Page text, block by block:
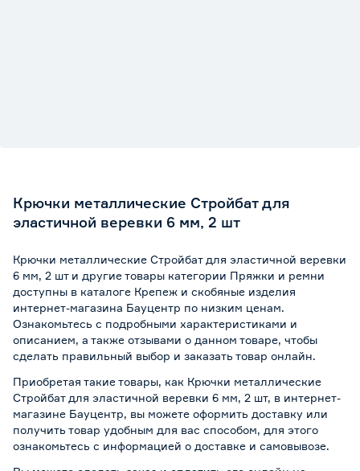
Крючки металлические Стройбат для
эластичной веревки 6 мм, 2 шт
Крючки металлические Стройбат для эластичной веревки
6 мм, 2 шт и другие товары категории Пряжки и ремни
доступны в каталоге Крепеж и скобяные изделия
интернет-магазина Бауцентр по низким ценам.
Ознакомьтесь с подробными характеристиками и
описанием, а также отзывами о данном товаре, чтобы
сделать правильный выбор и заказать товар онлайн.
Приобретая такие товары, как Крючки металлические
Стройбат для эластичной веревки 6 мм, 2 шт, в интернет-
магазине Бауцентр, вы можете оформить доставку или
получить товар удобным для вас способом, для этого
ознакомьтесь с информацией о доставке и самовывозе.